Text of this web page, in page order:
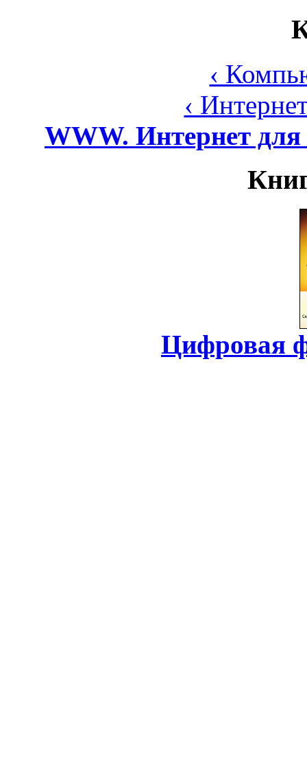
‹
‹
WWW. Интернет
Цифровая